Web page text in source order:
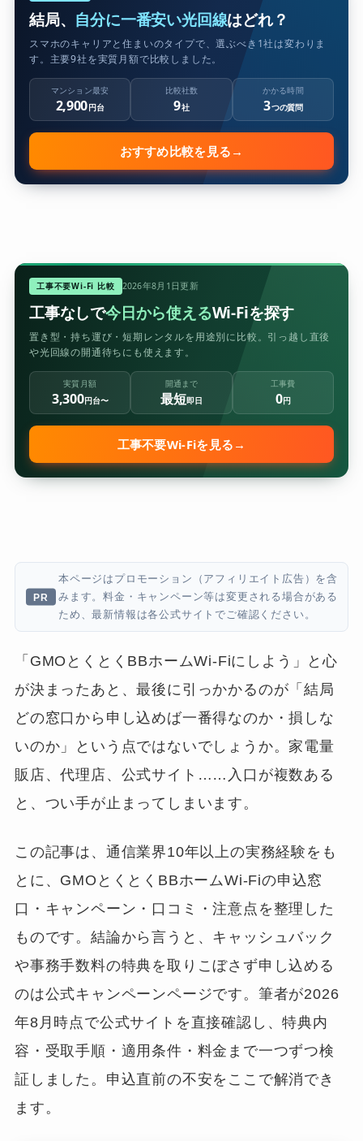
結局、 自分に一番安い光回線はどれ？
スマホのキャリアと住まいのタイプで、選ぶべき1社は変わりま
す。主要9社を実質月額で比較しました。
マンション最安
2,900円台
比較社数
9社
かかる時間
3つの質問
おすすめ比較を見る →
工事不要Wi-Fi 比較 2026年8月1日更新
工事なしで今日から使えるWi-Fiを探す
置き型・持ち運び・短期レンタルを用途別に比較。引っ越し直後
や光回線の開通待ちにも使えます。
実質月額
3,300円台〜
開通まで
最短即日
工事費
0円
工事不要Wi-Fiを見る →
本ページはプロモーション（アフィリエイト広告）を含
みます。料金・キャンペーン等は変更される場合がある
ため、最新情報は各公式サイトでご確認ください。
「GMOとくとくBBホームWi-Fiにしよう」と心
が決まったあと、最後に引っかかるのが「結局
どの窓口から申し込めば一番得なのか・損しな
いのか」という点ではないでしょうか。家電量
販店、代理店、公式サイト……入口が複数ある
と、つい手が止まってしまいます。
この記事は、通信業界10年以上の実務経験をも
とに、GMOとくとくBBホームWi-Fiの申込窓
口・キャンペーン・口コミ・注意点を整理した
ものです。結論から言うと、キャッシュバック
や事務手数料の特典を取りこぼさず申し込める
のは公式キャンペーンページです。筆者が2026
年8月時点で公式サイトを直接確認し、特典内
容・受取手順・適用条件・料金まで一つずつ検
証しました。申込直前の不安をここで解消でき
ます。